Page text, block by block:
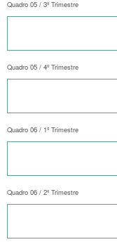
Quadro 05 / 3º Trimestre
Quadro 05 / 4º Trimestre
Quadro 06 / 1º Trimestre
Quadro 06 / 2º Trimestre